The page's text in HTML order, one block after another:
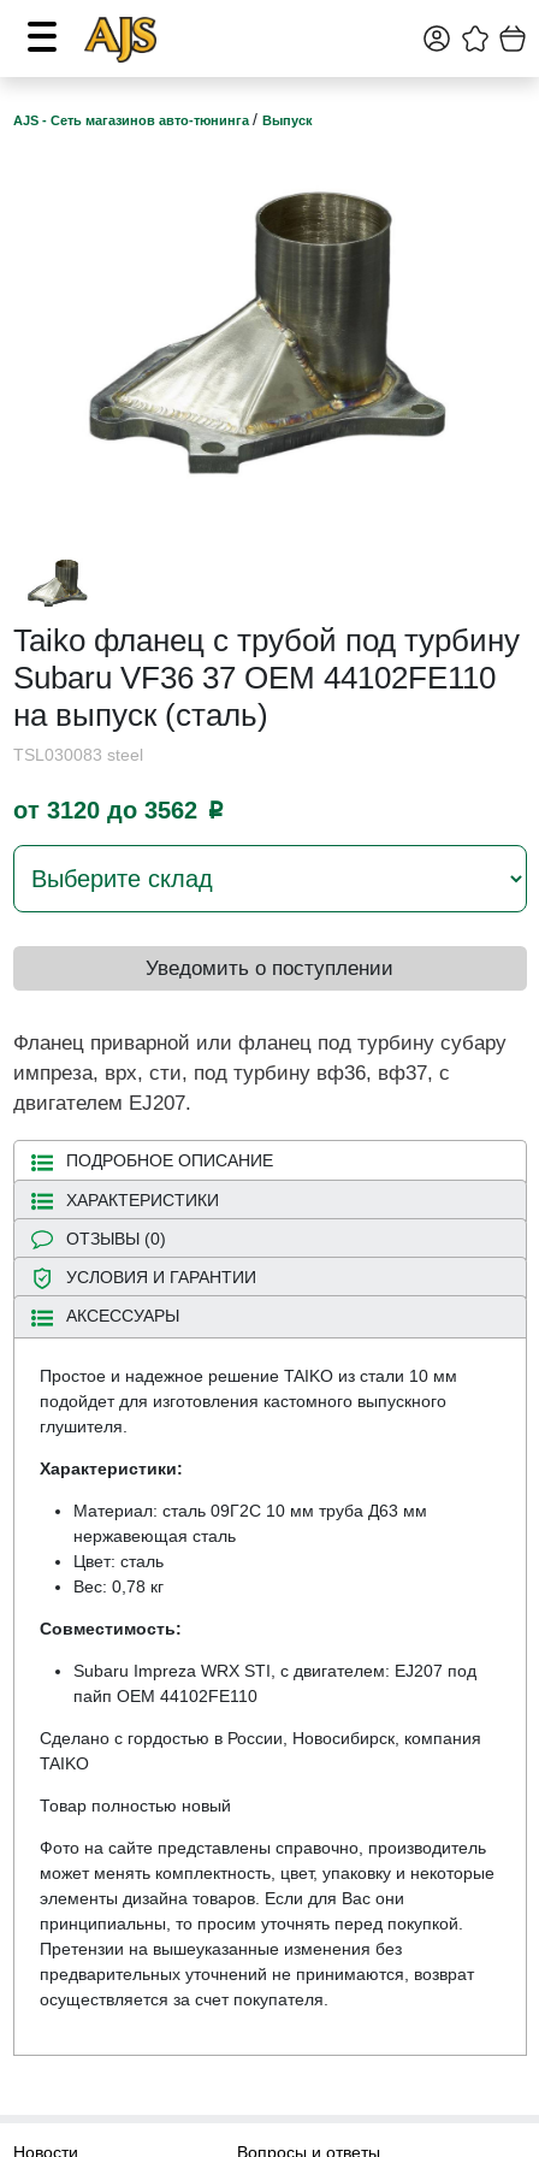
AJS - Сеть магазинов авто-тюнинга / Выпуск
Taiko фланец с трубой под турбину
Subaru VF36 37 OEM 44102FE110
на выпуск (сталь)
TSL030083 steel
от 3120 до 3562 p
Уведомить о поступлении
Фланец приварной или фланец под турбину субару
импреза, врх, сти, под турбину вф36, вф37, с
двигателем EJ207.
ПОДРОБНОЕ ОПИСАНИЕ
ХАРАКТЕРИСТИКИ
ОТЗЫВЫ (0)
УСЛОВИЯ И ГАРАНТИИ
АКСЕССУАРЫ
Простое и надежное решение TAIKO из стали 10 мм
подойдет для изготовления кастомного выпускного
глушителя.
Характеристики:
Материал: сталь 09Г2С 10 мм труба Д63 мм
нержавеющая сталь
Цвет: сталь
Вес: 0,78 кг
Совместимость:
Subaru Impreza WRX STI, c двигателем: EJ207 под
пайп OEM 44102FE110
Сделано с гордостью в России, Новосибирск, компания
TAIKO
Товар полностью новый
Фото на сайте представлены справочно, производитель
может менять комплектность, цвет, упаковку и некоторые
элементы дизайна товаров. Если для Вас они
принципиальны, то просим уточнять перед покупкой.
Претензии на вышеуказанные изменения без
предварительных уточнений не принимаются, возврат
осуществляется за счет покупателя.
Новости Вопросы и ответы